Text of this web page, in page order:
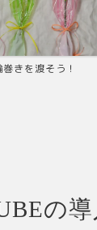
きを渡そう！
の導